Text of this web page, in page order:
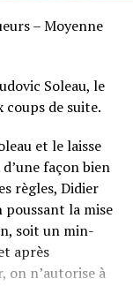
– Moyenne
Soleau, le
de suite.
et le laisse
façon bien
règles, Didier
la mise
soit un min-
après
n’autorise à